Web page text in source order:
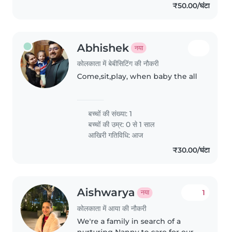
₹50.00/घंटा
Abhishek नया
कोलकाता में बेबीसिटिंग की नौकरी
Come,sit,play, when baby the all
बच्चों की संख्या: 1
बच्चों की उम्र:0 से 1 साल
आखिरी गतिविधि: आज
₹30.00/घंटा
Aishwarya नया
कोलकाता में आया की नौकरी
1
We're a family in search of a